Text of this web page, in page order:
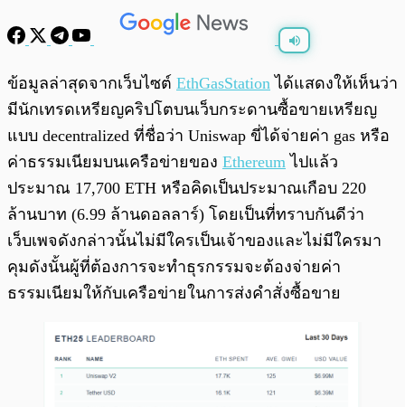
พร้อมเล่น / 0:00
ข้อมูลล่าสุดจากเว็บไซต์ EthGasStation ได้แสดงให้เห็นว่า
มีนักเทรดเหรียญคริปโตบนเว็บกระดานซื้อขายเหรียญ
แบบ decentralized ที่ชื่อว่า Uniswap ขี่ได้จ่ายค่า gas หรือ
ค่าธรรมเนียมบนเครือข่ายของ Ethereum ไปแล้ว
ประมาณ 17,700 ETH หรือคิดเป็นประมาณเกือบ 220
ล้านบาท (6.99 ล้านดอลลาร์) โดยเป็นที่ทราบกันดีว่า
เว็บเพจดังกล่าวนั้นไม่มีใครเป็นเจ้าของและไม่มีใครมา
คุมดังนั้นผู้ที่ต้องการจะทำธุรกรรมจะต้องจ่ายค่า
ธรรมเนียมให้กับเครือข่ายในการส่งคำสั่งซื้อขาย